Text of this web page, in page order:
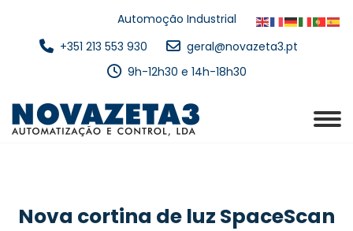
Automoção Industrial
+351 213 553 930
geral@novazeta3.pt
9h-12h30 e 14h-18h30
Nova cortina de luz SpaceScan